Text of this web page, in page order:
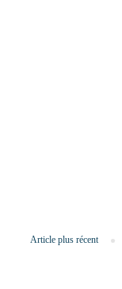
Article plus récent